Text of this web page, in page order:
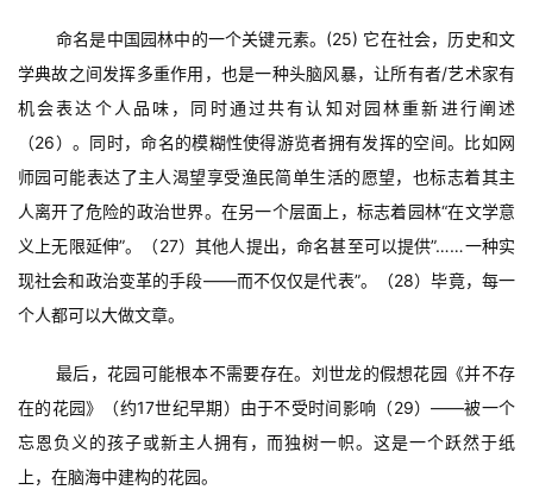
命名是中国园林中的一个关键元素。(25) 它在社会，历史和文
学典故之间发挥多重作用，也是一种头脑风暴，让所有者/艺术家有
机会表达个人品味，同时通过共有认知对园林重新进行阐述
（26）。同时，命名的模糊性使得游览者拥有发挥的空间。比如网
师园可能表达了主人渴望享受渔民简单生活的愿望，也标志着其主
人离开了危险的政治世界。在另一个层面上，标志着园林“在文学意
义上无限延伸”。（27）其他人提出，命名甚至可以提供”……一种实
现社会和政治变革的手段——而不仅仅是代表”。（28）毕竟，每一
个人都可以大做文章。
最后，花园可能根本不需要存在。刘世龙的假想花园《并不存
在的花园》（约17世纪早期）由于不受时间影响（29）——被一个
忘恩负义的孩子或新主人拥有，而独树一帜。这是一个跃然于纸
上，在脑海中建构的花园。